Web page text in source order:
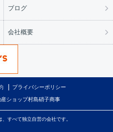
ブログ
会社概要
プライバシーポリシー
ショップ村島硝子商事
すべて独立自営の会社です。